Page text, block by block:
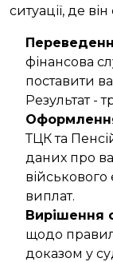
ситуації, де
фінансова
поставити
Результат -
ТЦК та
даних про
виплат.
Вирішення
щодо
доказом у